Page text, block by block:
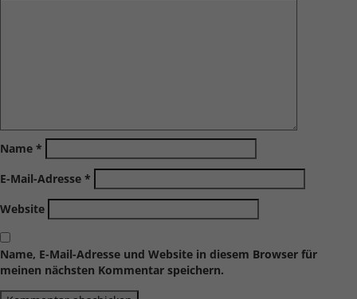
Name *
E-Mail-Adresse *
Website
Name, E-Mail-Adresse und Website in diesem Browser für
meinen nächsten Kommentar speichern.